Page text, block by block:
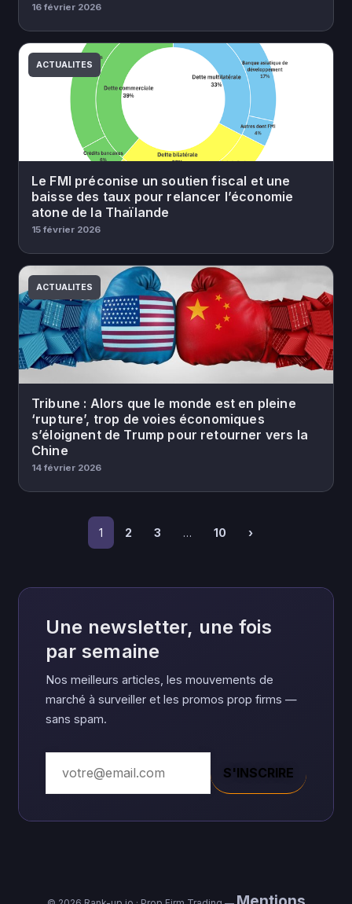
16 février 2026
ACTUALITES
Le FMI préconise un soutien fiscal et une
baisse des taux pour relancer l’économie
atone de la Thaïlande
15 février 2026
ACTUALITES
Tribune : Alors que le monde est en pleine
‘rupture’, trop de voies économiques
s’éloignent de Trump pour retourner vers la
Chine
14 février 2026
1 2 3 … 10 ›
Une newsletter, une fois
par semaine
Nos meilleurs articles, les mouvements de
marché à surveiller et les promos prop firms —
sans spam.
S'INSCRIRE